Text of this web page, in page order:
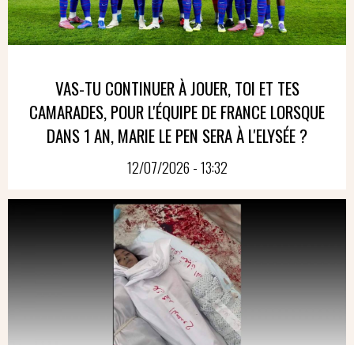
VAS-TU CONTINUER À JOUER, TOI ET TES
CAMARADES, POUR L'ÉQUIPE DE FRANCE LORSQUE
DANS 1 AN, MARIE LE PEN SERA À L'ELYSÉE ?
12/07/2026 - 13:32